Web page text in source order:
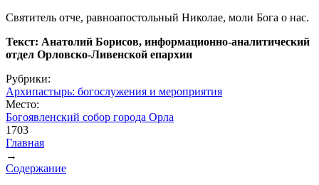
Святитель отче, равноапостольный Николае, моли Бога о нас.
Текст: Анатолий Борисов, информационно-аналитический
отдел Орловско-Ливенской епархии
Рубрики:
Архипастырь: богослужения и мероприятия
Место:
Богоявленский собор города Орла
1703
Вы здесь
Главная
→
Содержание